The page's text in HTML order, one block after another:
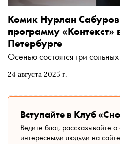
24 августа 2025 г.
Комик Нурлан Сабуров
программу «Контекст»
Петербурге
Осенью состоятся три
Вступайте в Клуб
Ведите блог, рассказывайте
интересными людьми на